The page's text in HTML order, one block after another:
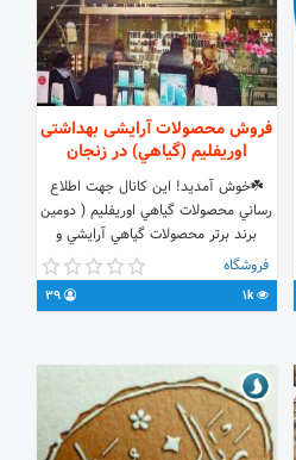
فروش محصولات آرایشی بهداشتی
اوریفلیم (گياهي) در زنجان
☘️خوش آمديد! اين كانال جهت اطلاع
رساني محصولات گياهي اوريفليم ( دومين
برند برتر محصولات گياهي آرايشي و
بهداشتي) تشكيل شده. درصورت هرگونه
سوال يا سفارش محصول به اينجانب پيام
بديد. 📦 ارسال محصول در زنجان رايگان
فروشگاه
1k
39